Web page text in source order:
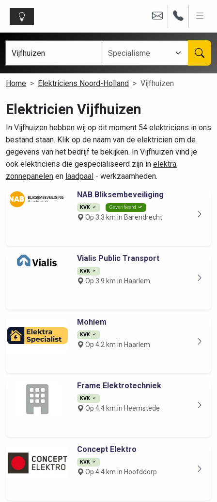
Home Elektriciens Noord-Holland Vijfhuizen
Elektricien Vijfhuizen
In Vijfhuizen hebben wij op dit moment 54 elektriciens in ons
bestand staan. Klik op de naam van de elektricien om de
gegevens van het bedrijf te bekijken. In Vijfhuizen vind je
ook elektriciens die gespecialiseerd zijn in elektra,
zonnepanelen en laadpaal - werkzaamheden.
NAB Bliksembeveiliging
KVK Geverifieerd
Op 3.3 km in Barendrecht
Vialis Public Transport
KVK
Op 3.9 km in Haarlem
Mohiem
KVK
Op 4.2 km in Haarlem
Frame Elektrotechniek
KVK
Op 4.4 km in Heemstede
Concept Elektro
KVK
Op 4.4 km in Hoofddorp